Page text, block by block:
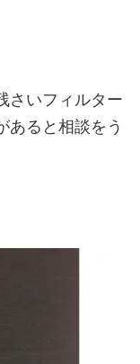
さいフィルター
あると相談をう